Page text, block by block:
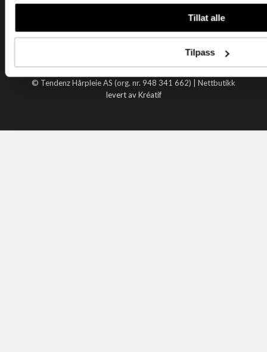
Tillat alle
Tilpass
Om oss
Handle hos oss
© Tendenz Hårpleie AS (org. nr. 948 341 662) | Nettbutikk
levert av Kréatif